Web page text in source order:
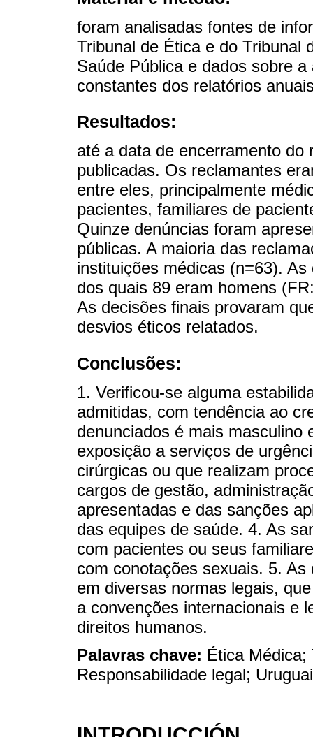
foram analisadas fontes de
Tribunal de Ética e do Tribunal
Saúde Pública e dados sobre
constantes dos relatórios
Resultados:
até a data de encerramento do
publicadas. Os reclamantes
entre eles, principalmente
pacientes, familiares de
Quinze denúncias foram
públicas. A maioria das
instituições médicas (n=63).
dos quais 89 eram homens
As decisões finais provaram
desvios éticos relatados.
Conclusões:
1. Verificou-se alguma
admitidas, com tendência ao
denunciados é mais masculino
exposição a serviços de
cirúrgicas ou que realizam
cargos de gestão,
apresentadas e das sanções
das equipes de saúde. 4. As
com pacientes ou seus
com conotações sexuais. 5.
em diversas normas legais,
a convenções internacionais e
direitos humanos.
Palavras chave: Ética Médica;
Responsabilidade legal; Uruguai